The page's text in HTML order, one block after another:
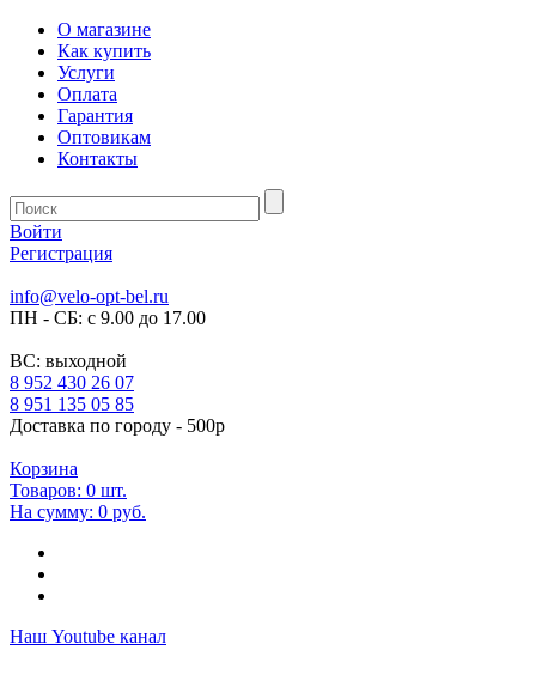
О магазине
Как купить
Услуги
Оплата
Гарантия
Оптовикам
Контакты
Войти
Регистрация
info@velo-opt-bel.ru
ПН - СБ: с 9.00 до 17.00
ВС: выходной
8 952 430 26 07
8 951 135 05 85
Доставка по городу - 500р
Корзина
Товаров: 0 шт.
На сумму: 0 руб.
Наш Youtube канал